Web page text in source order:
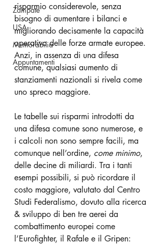
Zampate
USA
Memorabilia
Appuntamenti
risparmio considerevole, senza
bisogno di aumentare i bilanci e
migliorando decisamente la capacità
operativa delle forze armate europee.
Anzi, in assenza di una difesa
comune, qualsiasi aumento di
stanziamenti nazionali si rivela come
uno spreco maggiore.
Le tabelle sui risparmi introdotti da
una difesa comune sono numerose, e
i calcoli non sono sempre facili, ma
comunque nell’ordine, come minimo,
delle decine di miliardi. Tra i tanti
esempi possibili, si può ricordare il
costo maggiore, valutato dal Centro
Studi Federalismo, dovuto alla ricerca
& sviluppo di ben tre aerei da
combattimento europei come
l’Eurofighter, il Rafale e il Gripen: